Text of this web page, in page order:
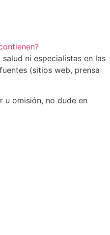
ni especialistas en las
(sitios web, prensa
u omisión, no dude en